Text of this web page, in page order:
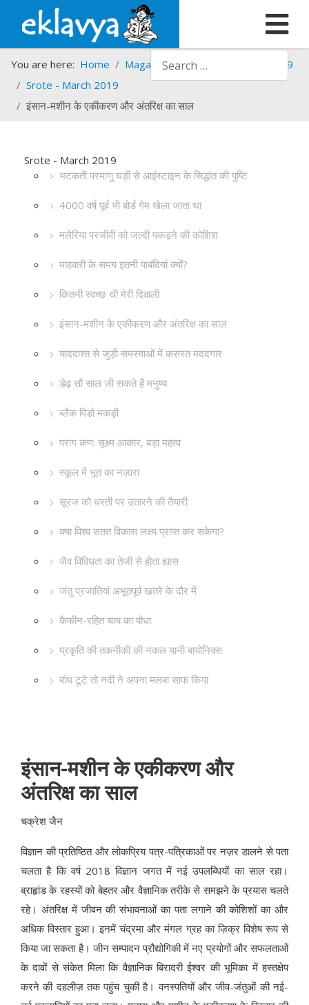
Search
You are here: Home Magazines Srote
Srote - 2019
Srote - March 2019
इंसान-मशीन के एकीकरण और अंतरिक्ष का साल
Srote - March 2019
भटकती परमाणु घड़ी से आइंस्टाइन के सिद्धांत की पुष्टि
4000 वर्ष पूर्व भी बोर्ड गेम खेला जाता था
मलेरिया परजीवी को जल्दी पकड़ने की कोशिश
माहवारी के समय इतनी पाबंदियां क्यों?
कितनी स्वच्छ थी मेरी दिवाली
इंसान-मशीन के एकीकरण और अंतरिक्ष का साल
याददाश्त से जुड़ी समस्याओं में कसरत मददगार
डेढ़ सौ साल जी सकते हैं मनुष्य
ब्लैक विडो मकड़ी
पराग कण: सूक्ष्म आकार, बड़ा महत्व
स्कूल में भूत का नज़ारा
सूरज को धरती पर उतारने की तैयारी
क्या विश्व सतत विकास लक्ष्य प्राप्त कर सकेगा?
जैव विविधता का तेजी से होता ह्यास
जंतु प्रजातियां अभूतपूर्व खतरे के दौर में
कैफीन-रहित चाय का पौधा
प्रकृति की तकनीकी की नकल यानी बायोनिक्स
बांध टूटे तो नदी ने अपना मलबा साफ किया
इंसान-मशीन के एकीकरण और
अंतरिक्ष का साल
चक्रेश जैन
विज्ञान की प्रतिष्ठित और लोकप्रिय पत्र-पत्रिकाओं पर नज़र डालने से पता
चलता है कि वर्ष 2018 विज्ञान जगत में नई उपलब्धियों का साल रहा।
ब्राहृांड के रहस्यों को बेहतर और वैज्ञानिक तरीके से समझने के प्रयास चलते
रहे। अंतरिक्ष में जीवन की संभावनाओं का पता लगाने की कोशिशों का और
अधिक विस्तार हुआ। इनमें चंद्रमा और मंगल ग्रह का ज़िक्र विशेष रूप से
किया जा सकता है। जीन सम्पादन प्रौद्योगिकी में नए प्रयोगों और सफलताओं
के दावों से संकेत मिला कि वैज्ञानिक बिरादरी ईश्वर की भूमिका में हस्तक्षेप
करने की दहलीज़ तक पहुंच चुकी है। वनस्पतियों और जीव-जंतुओं की नई-